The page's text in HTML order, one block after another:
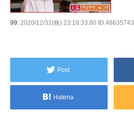
99: 2020/12/31(株) 23:18:33.80 ID:48635743
Post
Hatena